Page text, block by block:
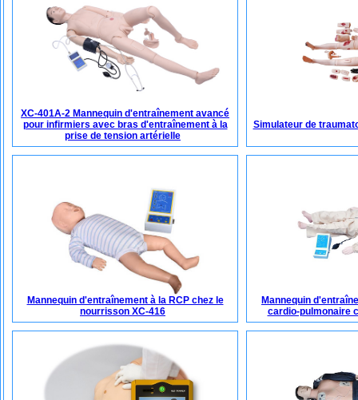
XC-401A-2 Mannequin d'entraînement avancé
pour infirmiers avec bras d'entraînement à la
prise de tension artérielle
Simulateur de
Mannequin d'entraînement à la RCP chez le
nourrisson XC-416
Mannequin
cardio-pulmonaire